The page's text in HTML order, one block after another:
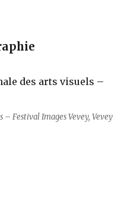
Festival Images Vevey, Vevey